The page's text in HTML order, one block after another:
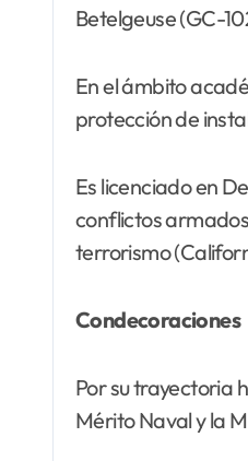
Betelgeuse (GC-
En el ámbito
protección de
Es licenciado en
conflictos
terrorismo
Condecoraciones
Por su trayectoria
Mérito Naval y la